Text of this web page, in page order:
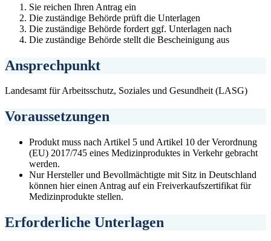
Sie reichen Ihren Antrag ein
Die zuständige Behörde prüft die Unterlagen
Die zuständige Behörde fordert ggf. Unterlagen nach
Die zuständige Behörde stellt die Bescheinigung aus
Ansprechpunkt
Landesamt für Arbeitsschutz, Soziales und Gesundheit (LASG)
Voraussetzungen
Produkt muss nach Artikel 5 und Artikel 10 der Verordnung
(EU) 2017/745 eines Medizinproduktes in Verkehr gebracht
werden.
Nur Hersteller und Bevollmächtigte mit Sitz in Deutschland
können hier einen Antrag auf ein Freiverkaufszertifikat für
Medizinprodukte stellen.
Erforderliche Unterlagen